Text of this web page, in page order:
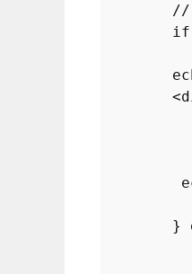
//
if
        }